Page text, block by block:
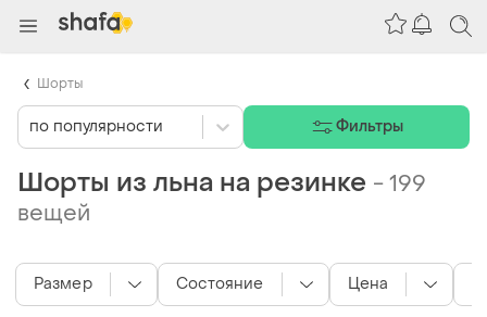
Шорты из льна на резинке -199
вещей
Размер Состояние Цена
по популярности Фильтры
Шорты